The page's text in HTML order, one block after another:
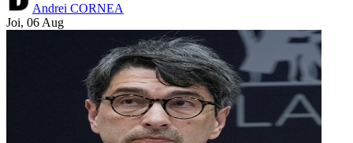
Andrei CORNEA
Joi, 06 Aug